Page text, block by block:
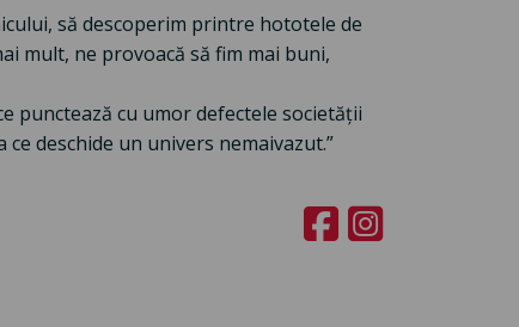
să descoperim printre hototele de
mult, ne provoacă să fim mai buni,
punctează cu umor defectele societății
deschide un univers nemaivazut.”